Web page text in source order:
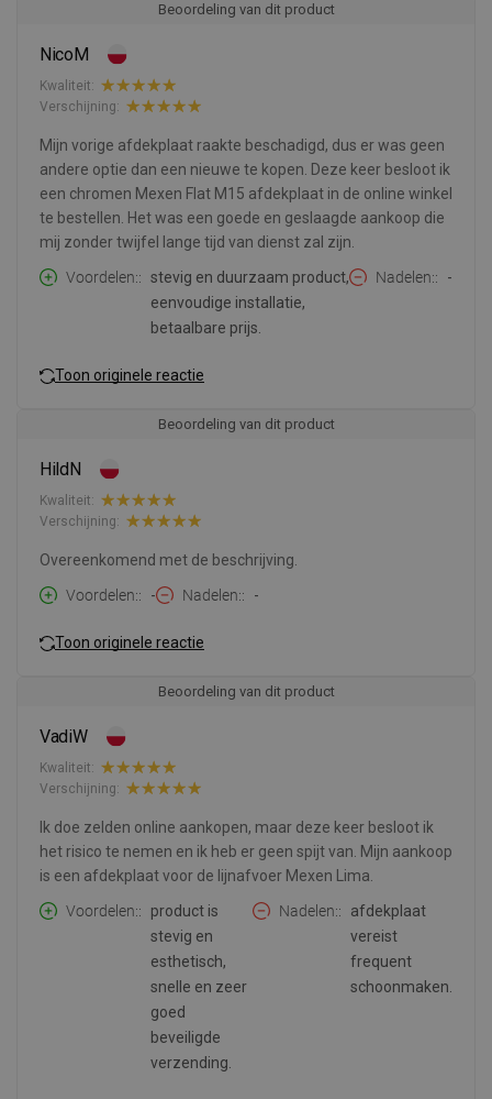
Beoordeling van dit product
NicoM
Kwaliteit:
Verschijning:
Mijn vorige afdekplaat raakte beschadigd, dus er was geen
andere optie dan een nieuwe te kopen. Deze keer besloot ik
een chromen Mexen Flat M15 afdekplaat in de online winkel
te bestellen. Het was een goede en geslaagde aankoop die
mij zonder twijfel lange tijd van dienst zal zijn.
Voordelen:
stevig en duurzaam product,
eenvoudige installatie,
betaalbare prijs.
Nadelen: -
Toon originele reactie
Beoordeling van dit product
HildN
Kwaliteit:
Verschijning:
Overeenkomend met de beschrijving.
Voordelen:
- Nadelen: -
Toon originele reactie
Beoordeling van dit product
VadiW
Kwaliteit:
Verschijning:
Ik doe zelden online aankopen, maar deze keer besloot ik
het risico te nemen en ik heb er geen spijt van. Mijn aankoop
is een afdekplaat voor de lijnafvoer Mexen Lima.
Voordelen:
product is
stevig en
esthetisch,
snelle en zeer
goed
beveiligde
verzending.
Nadelen:
afdekplaat
vereist
frequent
schoonmaken.